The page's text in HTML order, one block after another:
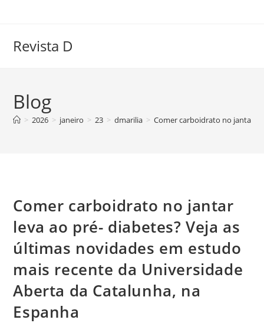
conteúdo
Revista D
Blog
> 2026 > janeiro > 23 > dmarilia > Comer carboidrato no jantar
Comer carboidrato no jantar
leva ao pré- diabetes? Veja as
últimas novidades em estudo
mais recente da Universidade
Aberta da Catalunha, na
Espanha